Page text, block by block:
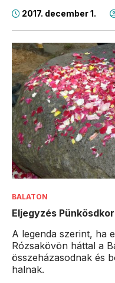
2017. december 1.
BALATON
Eljegyzés
A legenda szerint, ha
Rózsakövön háttal a
összeházasodnak és
halnak.